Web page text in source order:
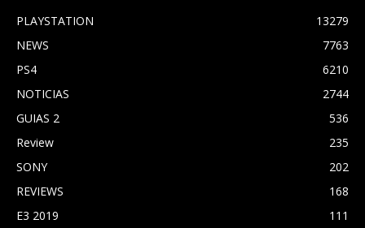
PLAYSTATION
13279
NEWS
7763
PS4
6210
NOTICIAS
2744
GUIAS 2
536
Review
235
SONY
202
REVIEWS
168
E3 2019
111